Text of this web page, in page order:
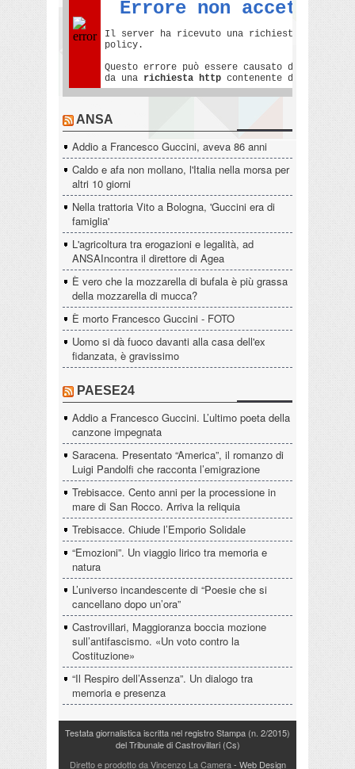
ANSA
Addio a Francesco Guccini, aveva 86 anni
Caldo e afa non mollano, l'Italia nella morsa per
altri 10 giorni
Nella trattoria Vito a Bologna, 'Guccini era di
famiglia'
L'agricoltura tra erogazioni e legalità, ad
ANSAIncontra il direttore di Agea
È vero che la mozzarella di bufala è più grassa
della mozzarella di mucca?
È morto Francesco Guccini - FOTO
Uomo si dà fuoco davanti alla casa dell'ex
fidanzata, è gravissimo
PAESE24
Addio a Francesco Guccini. L’ultimo poeta della
canzone impegnata
Saracena. Presentato “America”, il romanzo di
Luigi Pandolfi che racconta l’emigrazione
Trebisacce. Cento anni per la processione in
mare di San Rocco. Arriva la reliquia
Trebisacce. Chiude l’Emporio Solidale
“Emozioni”. Un viaggio lirico tra memoria e
natura
L’universo incandescente di “Poesie che si
cancellano dopo un’ora”
Castrovillari, Maggioranza boccia mozione
sull’antifascismo. «Un voto contro la
Costituzione»
“Il Respiro dell’Assenza”. Un dialogo tra
memoria e presenza
Testata giornalistica iscritta nel registro Stampa (n. 2/2015)
del Tribunale di Castrovillari (Cs)
Diretto e prodotto da Vincenzo La Camera- Web Design